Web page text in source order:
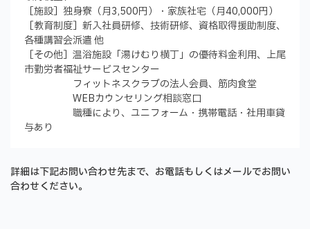
［施設］独身寮（月3,500円）・家族社宅（月40,000円）
［教育制度］新入社員研修、技術研修、資格取得援助制度、
各種講習会派遣 他
［その他］温浴施設「湯けむり横丁」の優待料金利用、上尾
市勤労者福祉サービスセンター
フィットネスクラブの法人会員、筋肉食堂
WEBカウンセリング相談窓口
職種により、ユニフォーム・携帯電話・社用車貸
与あり
詳細は下記お問い合わせ先まで、お電話もしくはメールでお問い
合わせください。